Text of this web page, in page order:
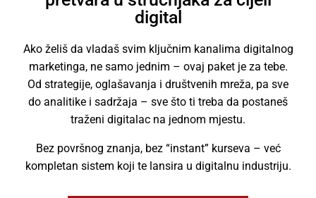
digital
Ako želiš da vladaš svim ključnim kanalima digitalnog
marketinga, ne samo jednim – ovaj paket je za tebe.
Od strategije, oglašavanja i društvenih mreža, pa sve
do analitike i sadržaja – sve što ti treba da postaneš
traženi digitalac na jednom mjestu.
Bez površnog znanja, bez “instant” kurseva – već
kompletan sistem koji te lansira u digitalnu industriju.